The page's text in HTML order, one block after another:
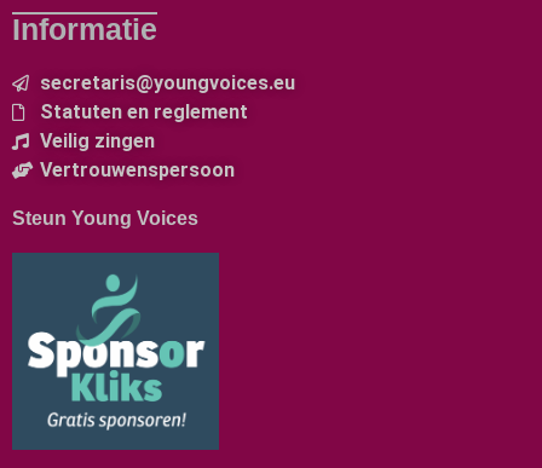
Informatie
secretaris@youngvoices.eu
Statuten en reglement
Veilig zingen
Vertrouwenspersoon
Steun Young Voices